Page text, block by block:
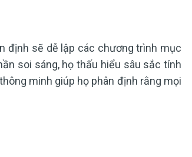
định sẽ dễ lập các chương trình mục
soi sáng, họ thấu hiểu sâu sắc tính
minh giúp họ phân định rằng mọi